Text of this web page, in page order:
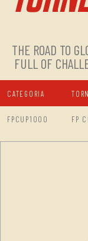
THE ROAD TO
FULL OF
CATEGORIA
FPCUP1000 FP